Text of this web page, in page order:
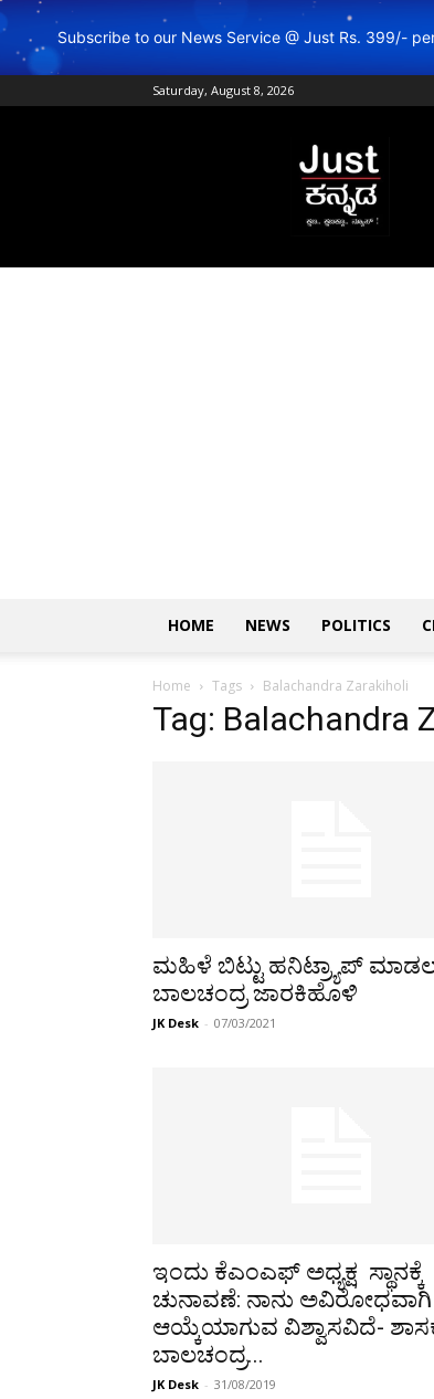
Subscribe to our News Service @ Just Rs. 399/-
Saturday, August 8, 2026
Just
Kannada
–
Online
News
ಕನ್ನಡ
HOME NEWS POLITICS
Home Tags Balachandra Zarakiholi
Tag: Balachandra
ಮಹಿಳೆ ಬಿಟ್ಟು ಹನಿಟ್ರ್ಯಾಪ್
ಬಾಲಚಂದ್ರ ಜಾರಕಿಹೊಳಿ
JK Desk - 07/03/2021
ಇಂದು ಕೆಎಂಎಫ್ ಅಧ್ಯಕ್ಷ ಸ್ಥಾನಕ್ಕೆ
ಚುನಾವಣೆ: ನಾನು ಅವಿರೋಧವಾಗಿ
ಆಯ್ಕೆಯಾಗುವ ವಿಶ್ವಾಸವಿದೆ-
ಬಾಲಚಂದ್ರ...
JK Desk - 31/08/2019